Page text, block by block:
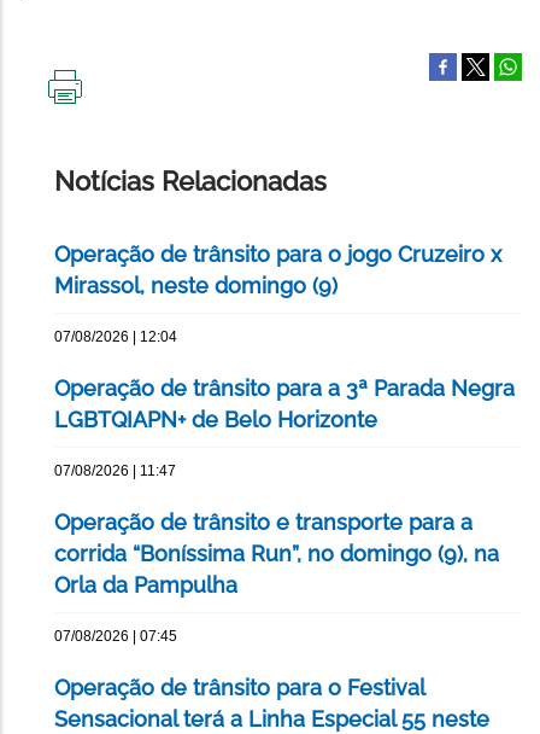
Notícias Relacionadas
Operação de trânsito para o jogo Cruzeiro x
Mirassol, neste domingo (9)
07/08/2026 | 12:04
Operação de trânsito para a 3ª Parada Negra
LGBTQIAPN+ de Belo Horizonte
07/08/2026 | 11:47
Operação de trânsito e transporte para a
corrida “Boníssima Run”, no domingo (9), na
Orla da Pampulha
07/08/2026 | 07:45
Operação de trânsito para o Festival
Sensacional terá a Linha Especial 55 neste